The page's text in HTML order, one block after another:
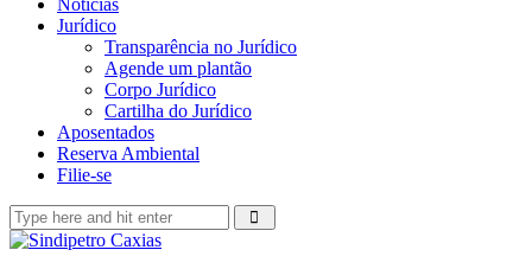
Notícias
Jurídico
Transparência no Jurídico
Agende um plantão
Corpo Jurídico
Cartilha do Jurídico
Aposentados
Reserva Ambiental
Filie-se